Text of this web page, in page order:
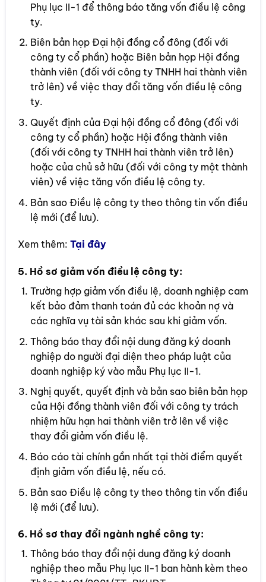
Phụ lục II-1 để thông báo tăng vốn điều lệ công
ty.
Biên bản họp Đại hội đồng cổ đông (đối với
công ty cổ phần) hoặc Biên bản họp Hội đồng
thành viên (đối với công ty TNHH hai thành viên
trở lên) về việc thay đổi tăng vốn điều lệ công
ty.
Quyết định của Đại hội đồng cổ đông (đối với
công ty cổ phần) hoặc Hội đồng thành viên
(đối với công ty TNHH hai thành viên trở lên)
hoặc của chủ sở hữu (đối với công ty một thành
viên) về việc tăng vốn điều lệ công ty.
Bản sao Điều lệ công ty theo thông tin vốn điều
lệ mới (để lưu).
Xem thêm: Tại đây
5. Hồ sơ giảm vốn điều lệ công ty:
Trường hợp giảm vốn điều lệ, doanh nghiệp cam
kết bảo đảm thanh toán đủ các khoản nợ và
các nghĩa vụ tài sản khác sau khi giảm vốn.
Thông báo thay đổi nội dung đăng ký doanh
nghiệp do người đại diện theo pháp luật của
doanh nghiệp ký vào mẫu Phụ lục II-1.
Nghị quyết, quyết định và bản sao biên bản họp
của Hội đồng thành viên đối với công ty trách
nhiệm hữu hạn hai thành viên trở lên về việc
thay đổi giảm vốn điều lệ.
Báo cáo tài chính gần nhất tại thời điểm quyết
định giảm vốn điều lệ, nếu có.
Bản sao Điều lệ công ty theo thông tin vốn điều
lệ mới (để lưu).
6. Hồ sơ thay đổi ngành nghề công ty:
Thông báo thay đổi nội dung đăng ký doanh
nghiệp theo mẫu Phụ lục II-1 ban hành kèm theo